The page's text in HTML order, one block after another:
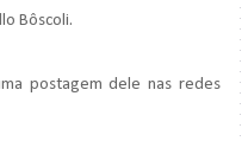
Bôscoli​.
postagem dele nas redes